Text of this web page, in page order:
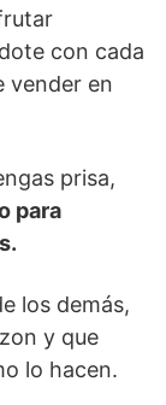
con cada
vender en
prisa,
para
los demás,
y que
lo hacen.